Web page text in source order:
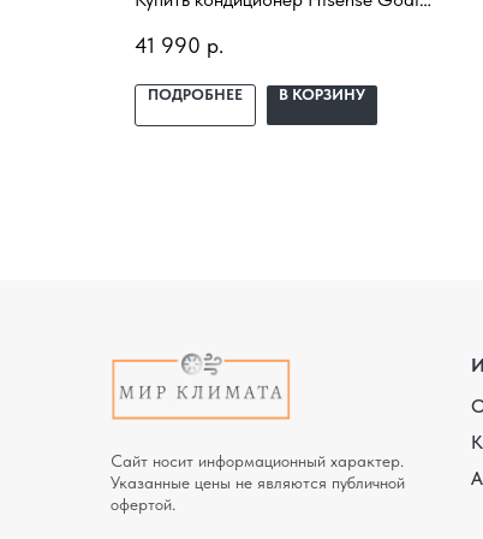
под ключ. Подбор под помещение,
доставка, профессиональный
41 990 р.
ПОДРОБНЕЕ В КОРЗИНУ
Сайт носит информационный характер.
Указанные цены не являются публичной
офертой.